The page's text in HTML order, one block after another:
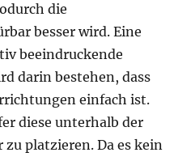
die
besser wird. Eine
beeindruckende
darin bestehen, dass
einfach ist.
diese unterhalb der
zu platzieren. Da es kein